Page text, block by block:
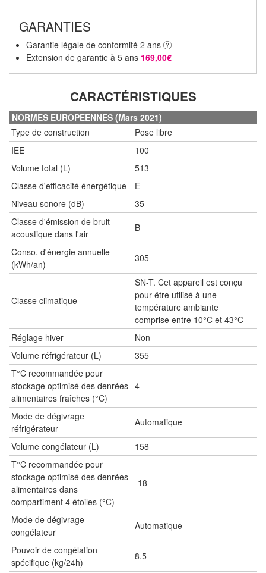
GARANTIES
Garantie légale de conformité 2 ans
Extension de garantie à 5 ans 169,00€
CARACTÉRISTIQUES
NORMES EUROPEENNES (Mars 2021)
Type de construction
Pose libre
IEE
100
Volume total (L)
513
Classe d'efficacité énergétique
E
Niveau sonore (dB)
35
Classe d'émission de bruit
acoustique dans l'air
B
Conso. d'énergie annuelle
(kWh/an)
305
Classe climatique
SN-T. Cet appareil est conçu
pour être utilisé à une
température ambiante
comprise entre 10°C et 43°C
Réglage hiver
Non
Volume réfrigérateur (L)
355
T°C recommandée pour
stockage optimisé des denrées
alimentaires fraîches (°C)
4
Mode de dégivrage
réfrigérateur
Automatique
Volume congélateur (L)
158
T°C recommandée pour
stockage optimisé des denrées
alimentaires dans
compartiment 4 étoiles (°C)
-18
Mode de dégivrage
congélateur
Automatique
Pouvoir de congélation
spécifique (kg/24h)
8.5